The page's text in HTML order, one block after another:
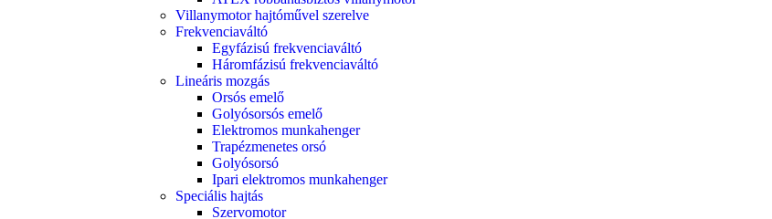
Villanymotor hajtóművel szerelve
Frekvenciaváltó
Egyfázisú frekvenciaváltó
Háromfázisú frekvenciaváltó
Lineáris mozgás
Orsós emelő
Golyósorsós emelő
Elektromos munkahenger
Trapézmenetes orsó
Golyósorsó
Ipari elektromos munkahenger
Speciális hajtás
Szervomotor